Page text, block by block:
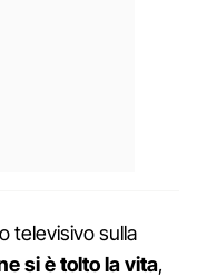
televisivo sulla
si è tolto la vita,